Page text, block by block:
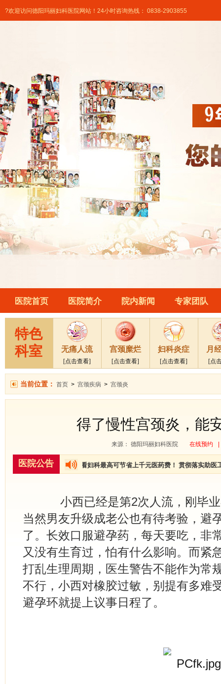
?欢迎访问德阳玛丽妇科医院网站！24小时咨询热线： 0838-2903855
医院首页 医院简介 院内新闻 专家团队
特色
科室
无痛人流
[点击查看]
宫颈糜烂
[点击查看]
妇科炎症
[点击查看]
月
[点
当前位置： 首页 > 宫颈疾病 > 宫颈炎
得了慢性宫颈炎，能
来源： 德阳玛丽妇科医院 在线预约
医院公告
开展大型公益援助活动，看妇科最高可节省上千元医药费！ 贯彻落实助医
小西已经是第2次人流，刚毕业
当然男友升级成老公也有待考验，避
了。长效口服避孕药，每天要吃，非
又没有生育过，怕有什么影响。而紧
打乱生理周期，医生警告不能作为常
不行，小西对橡胶过敏，别提有多难
避孕环就提上议事日程了。